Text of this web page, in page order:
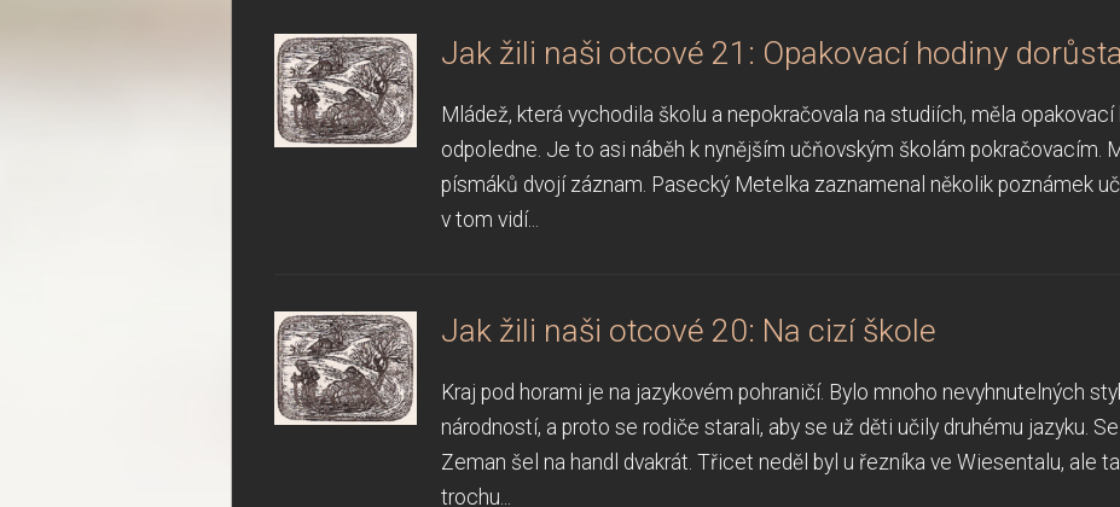
Jak žili naši otcové 21: Opakovací hodiny
Mládež, která vychodila školu a nepokračovala na studiích, měla opakovací
odpoledne. Je to asi náběh k nynějším učňovským školám pokračovacím.
písmáků dvojí záznam. Pasecký Metelka zaznamenal několik poznámek
v tom vidí...
Jak žili naši otcové 20: Na cizí škole
Kraj pod horami je na jazykovém pohraničí. Bylo mnoho nevyhnutelných
národností, a proto se rodiče starali, aby se už děti učily druhému jazyku.
Zeman šel na handl dvakrát. Třicet neděl byl u řezníka ve Wiesentalu, ale
trochu...